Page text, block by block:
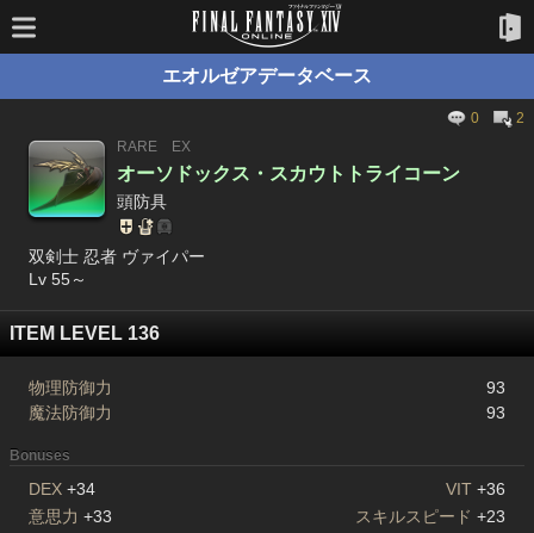
エオルゼアデータベース
0
2
RARE
EX
オーソドックス・スカウトトライコーン
頭防具
双剣士 忍者 ヴァイパー
Lv 55～
ITEM LEVEL 136
物理防御力
93
魔法防御力
93
Bonuses
DEX +34 VIT +36
意思力 +33 スキルスピード +23